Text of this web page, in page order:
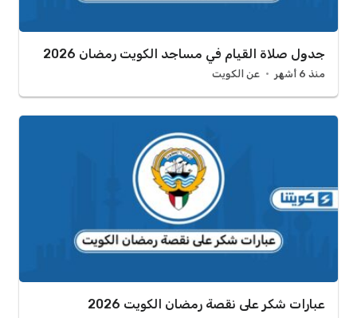
جدول صلاة القيام في مساجد الكويت رمضان 2026
منذ 6 أشهر عن الكويت
عبارات شكر على نقصة رمضان الكويت 2026